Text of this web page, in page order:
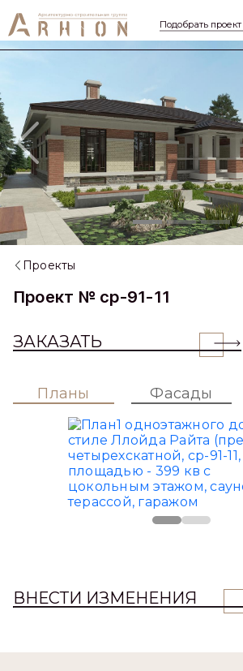
Подобрать проект
Previous
Проекты
Проект № cp-91-11
ЗАКАЗАТЬ
Планы Фасады
ВНЕСТИ ИЗМЕНЕНИЯ